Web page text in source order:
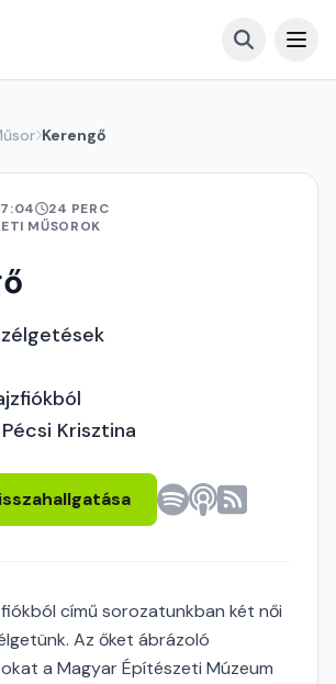
Kerengő
24 PERC
MŰSOROK
Krisztina
című sorozatunkban két női
Az őket ábrázoló
a Magyar Építészeti Múzeum